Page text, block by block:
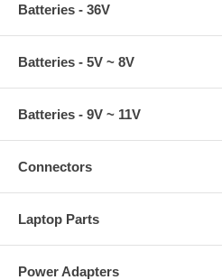
Batteries - 36V
Batteries - 5V ~ 8V
Batteries - 9V ~ 11V
Connectors
Laptop Parts
Power Adapters